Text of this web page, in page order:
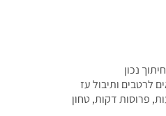
ותיבול עז
דקות, טחון